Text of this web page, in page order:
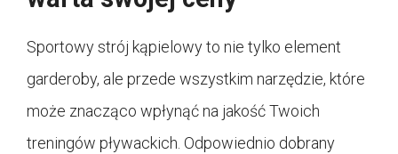
Sportowy strój kąpielowy to nie tylko element
garderoby, ale przede wszystkim narzędzie, które
może znacząco wpłynąć na jakość Twoich
treningów pływackich. Odpowiednio dobrany